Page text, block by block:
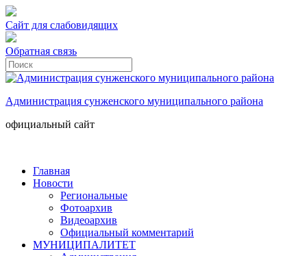
Сайт для слабовидящих
Обратная связь
Администрация сунженского муниципального района
официальный сайт
Главная
Новости
Региональные
Фотоархив
Видеоархив
Официальный комментарий
МУНИЦИПАЛИТЕТ